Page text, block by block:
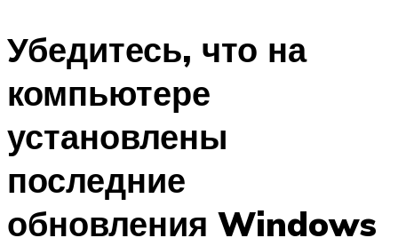
Убедитесь, что на
компьютере
установлены
последние
обновления Windows